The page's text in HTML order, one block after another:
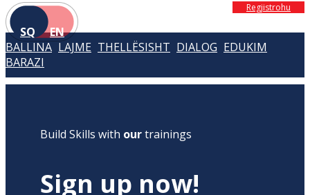
SQ EN
Regjistrohu
BALLINA LAJME THELLËSISHT DIALOG EDUKIM
BARAZI
Build Skills with ourtrainings
Sign up now!